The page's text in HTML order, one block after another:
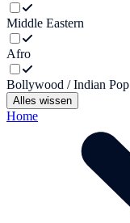
Middle Eastern
Afro
Bollywood / Indian Pop
Alles wissen
Home